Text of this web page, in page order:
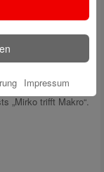
& Co.?
„Mirko trifft Makro“.
Impressum